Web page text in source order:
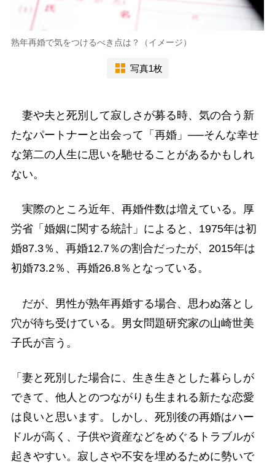
熟年再婚で気をつけるべき点は？（イメージ）
写真1枚
妻や夫と死別して寂しさが募る時、気の合う新
たなパートナーと出会って「再婚」──そんな幸せ
な第二の人生に思いを馳せることがあるかもしれ
ない。
実際のところ近年、再婚件数は増えている。厚
労省「婚姻に関する統計」によると、1975年は初
婚87.3％、再婚12.7％の割合だったが、2015年は
初婚73.2％、再婚26.8％となっている。
だが、男性が熟年再婚する場合、思わぬ落とし
穴が待ち受けている。男女問題研究家の山崎世美
子氏が言う。
「妻と死別した場合に、生き生きとした暮らしが
できて、他人とのつながりも生まれる新たな恋愛
は良いと思います。しかし、死別後の再婚はハー
ドルが高く、子供や資産などをめぐるトラブルが
起きやすい。寂しさや不安を埋めるために勢いで